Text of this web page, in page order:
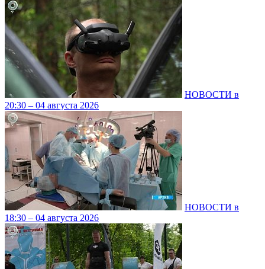
НОВОСТИ в
20:30 – 04 августа 2026
НОВОСТИ в
18:30 – 04 августа 2026